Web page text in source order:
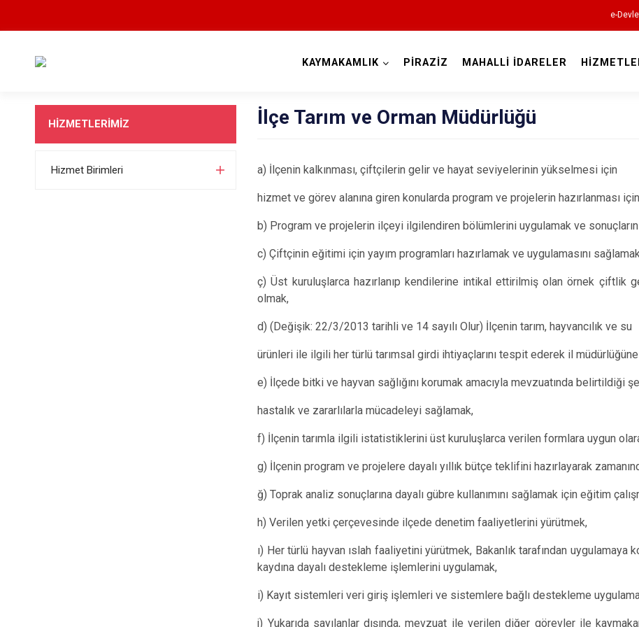
e-
Bulancak
Çamoluk
Çanakçı
Doğankent
Espiye
Eynesil
KAYMAKAMLIK PİRAZİZ MAHALLİ İDARELER
HİZMETLERİMİZ
Hizmet Birimleri
İlçe Tarım ve Orman Müdürlüğü
a) İlçenin kalkınması, çiftçilerin gelir ve hayat seviyelerinin yükselmesi için
hizmet ve görev alanına giren konularda program ve projelerin hazırlanması
b) Program ve projelerin ilçeyi ilgilendiren bölümlerini uygulamak ve
c) Çiftçinin eğitimi için yayım programları hazırlamak ve uygulamasını
ç) Üst kuruluşlarca hazırlanıp kendilerine intikal ettirilmiş olan örnek çiftlik
olmak,
d) (Değişik: 22/3/2013 tarihli ve 14 sayılı Olur) İlçenin tarım, hayvancılık ve su
ürünleri ile ilgili her türlü tarımsal girdi ihtiyaçlarını tespit ederek il
e) İlçede bitki ve hayvan sağlığını korumak amacıyla mevzuatında belirtildiği
hastalık ve zararlılarla mücadeleyi sağlamak,
f) İlçenin tarımla ilgili istatistiklerini üst kuruluşlarca verilen formlara uygun
g) İlçenin program ve projelere dayalı yıllık bütçe teklifini hazırlayarak
ğ) Toprak analiz sonuçlarına dayalı gübre kullanımını sağlamak için eğitim
h) Verilen yetki çerçevesinde ilçede denetim faaliyetlerini yürütmek,
ı) Her türlü hayvan ıslah faaliyetini yürütmek, Bakanlık tarafından
kaydına dayalı destekleme işlemlerini uygulamak,
i) Kayıt sistemleri veri giriş işlemleri ve sistemlere bağlı destekleme
j) Yukarıda sayılanlar dışında, mevzuat ile verilen diğer görevler ile